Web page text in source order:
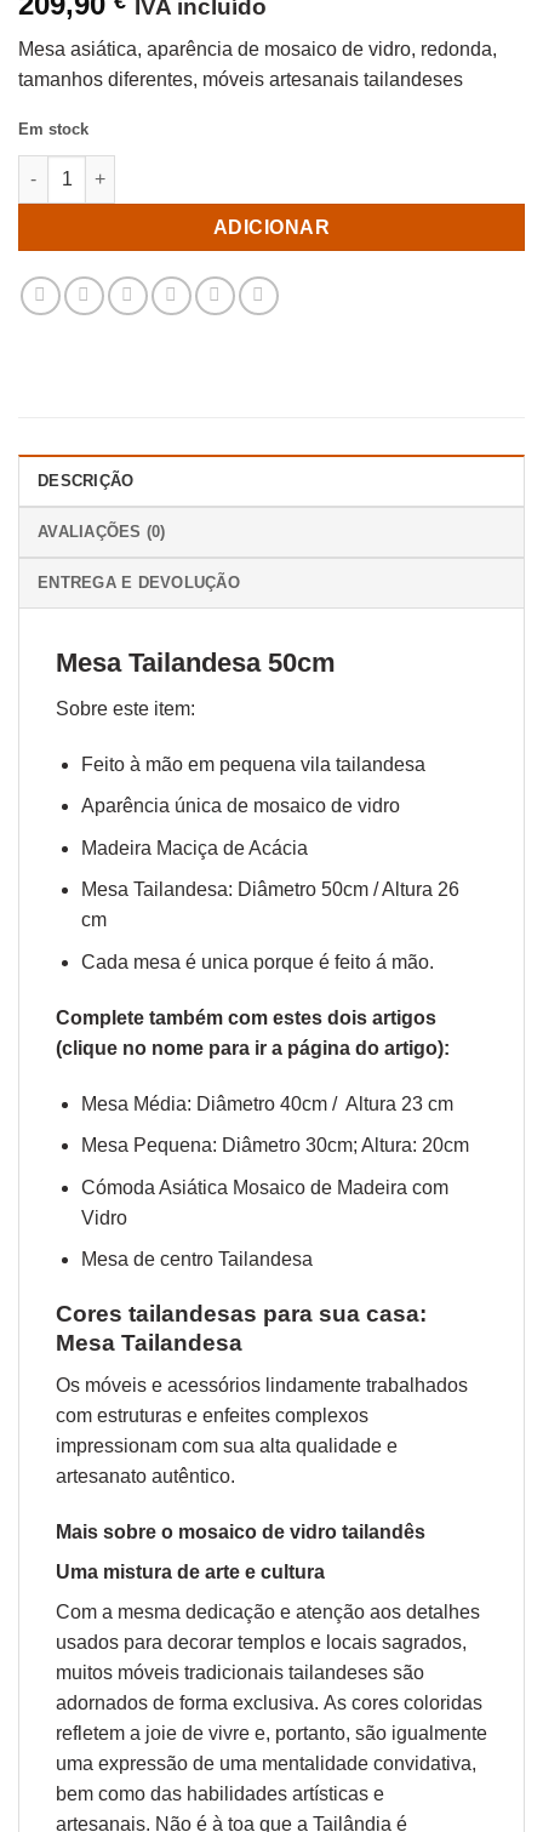
IVA incluído
Mesa asiática, aparência de mosaico de vidro, redonda,
tamanhos diferentes, móveis artesanais tailandeses
Em stock
Quantidade de Mesa Tailandesa 50cm
ADICIONAR
DESCRIÇÃO
AVALIAÇÕES (0)
ENTREGA E DEVOLUÇÃO
Mesa Tailandesa 50cm
Sobre este item:
Feito à mão em pequena vila tailandesa
Aparência única de mosaico de vidro
Madeira Maciça de Acácia
Mesa Tailandesa: Diâmetro 50cm / Altura 26
cm
Cada mesa é unica porque é feito á mão.
Complete também com estes dois artigos
(clique no nome para ir a página do artigo):
Mesa Média: Diâmetro 40cm / Altura 23 cm
Mesa Pequena: Diâmetro 30cm; Altura: 20cm
Cómoda Asiática Mosaico de Madeira com
Vidro
Mesa de centro Tailandesa
Cores tailandesas para sua casa:
Mesa Tailandesa
Os móveis e acessórios lindamente trabalhados
com estruturas e enfeites complexos
impressionam com sua alta qualidade e
artesanato autêntico.
Mais sobre o mosaico de vidro tailandês
Uma mistura de arte e cultura
Com a mesma dedicação e atenção aos detalhes
usados ​​para decorar templos e locais sagrados,
muitos móveis tradicionais tailandeses são
adornados de forma exclusiva. As cores coloridas
refletem a joie de vivre e, portanto, são igualmente
uma expressão de uma mentalidade convidativa,
bem como das habilidades artísticas e
artesanais. Não é à toa que a Tailândia é